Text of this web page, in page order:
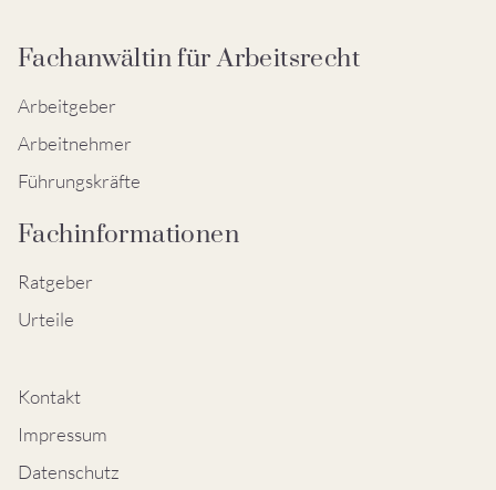
Fachanwältin für Arbeitsrecht
Arbeitgeber
Arbeitnehmer
Führungskräfte
Fachinformationen
Ratgeber
Urteile
Kontakt
Impressum
Datenschutz